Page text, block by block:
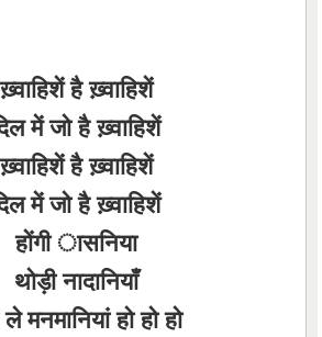
ख़्वाहिशें है ख़्वाहिशें
में जो है ख़्वाहिशें
ख़्वाहिशें है ख़्वाहिशें
में जो है ख़्वाहिशें
होंगी ासनिया
थोड़ी नादानियाँ
मनमानियां हो हो हो